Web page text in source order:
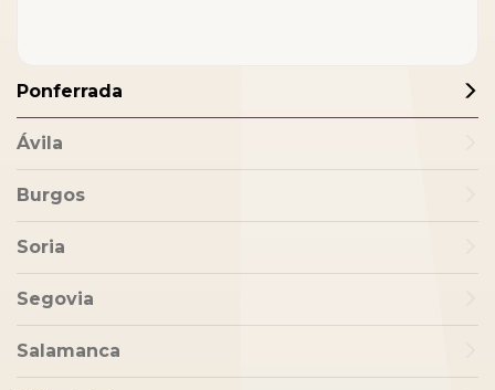
Ponferrada
Ávila
Burgos
Soria
Segovia
Salamanca